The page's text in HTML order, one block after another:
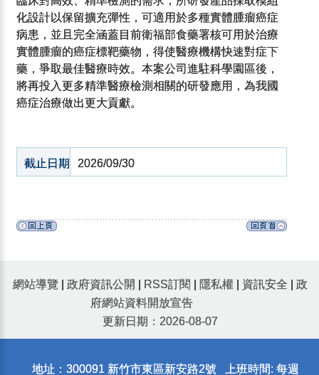
化設計以保留擴充彈性，可適用於多種實體腫瘤癌症
病患，並且完全涵蓋目前衛福部食藥署核可用於治療
實體腫瘤的癌症標靶藥物，得使醫療機構快速對症下
藥，爭取最佳醫療時效。本案公司進駐科學園區後，
將再投入更多精準醫療檢測相關的研發應用，為我國
癌症治療做出更大貢獻。
截止日期 2026/09/30
網站導覽 政府資訊公開 RSS訂閱 隱私權 資訊安全
政
府網站資料開放宣告
更新日期：2026-08-07
地址：300091 新竹市東區新安路2號 上班時間: 每週